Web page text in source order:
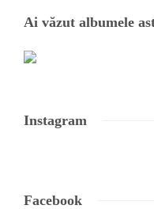
Ai văzut albumele
Instagram
Facebook